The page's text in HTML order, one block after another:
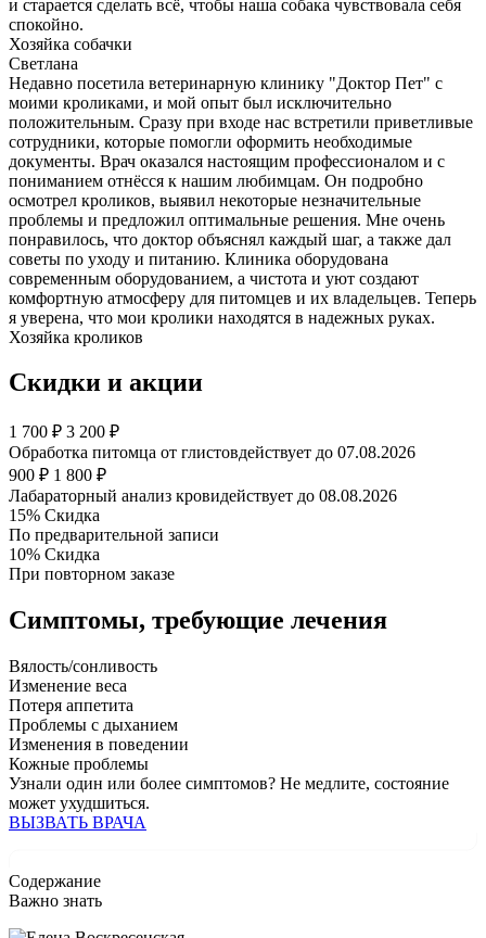
и старается сделать всё, чтобы наша собака чувствовала себя
спокойно.
Хозяйка собачки
Светлана
Недавно посетила ветеринарную клинику "Доктор Пет" с
моими кроликами, и мой опыт был исключительно
положительным. Сразу при входе нас встретили приветливые
сотрудники, которые помогли оформить необходимые
документы. Врач оказался настоящим профессионалом и с
пониманием отнёсся к нашим любимцам. Он подробно
осмотрел кроликов, выявил некоторые незначительные
проблемы и предложил оптимальные решения. Мне очень
понравилось, что доктор объяснял каждый шаг, а также дал
советы по уходу и питанию. Клиника оборудована
современным оборудованием, а чистота и уют создают
комфортную атмосферу для питомцев и их владельцев. Теперь
я уверена, что мои кролики находятся в надежных руках.
Хозяйка кроликов
Скидки и акции
1 700 ₽ 3 200 ₽
Обработка питомца от глистовдействует до 07.08.2026
900 ₽ 1 800 ₽
Лабараторный анализ кровидействует до 08.08.2026
15% Скидка
По предварительной записи
10% Скидка
При повторном заказе
Симптомы, требующие лечения
Вялость/сонливость
Изменение веса
Потеря аппетита
Проблемы с дыханием
Изменения в поведении
Кожные проблемы
Узнали один или более симптомов? Не медлите, состояние
может ухудшиться.
ВЫЗВАТЬ ВРАЧА
Содержание
Важно знать